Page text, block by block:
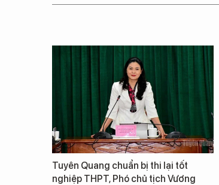
Tuyên Quang chuẩn bị thi lại tốt
nghiệp THPT, Phó chủ tịch Vương